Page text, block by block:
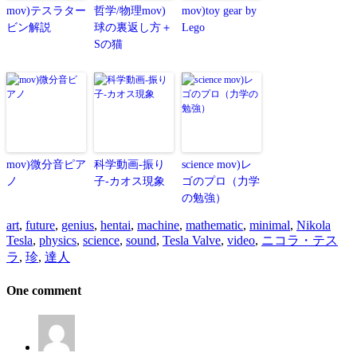
mov)テスラター
ビン解説
哲学/物理mov)
球の裏返し方＋
Sの猫
mov)toy gear by
Lego
mov)微分音ピア
ノ
科学動画-振り
子-カオス現象
science mov)レ
ゴのプロ（力学
の勉強）
art, future, genius, hentai, machine, mathematic, minimal, Nikola
Tesla, physics, science, sound, Tesla Valve, video, ニコラ・テス
ラ, 珍, 達人
One comment